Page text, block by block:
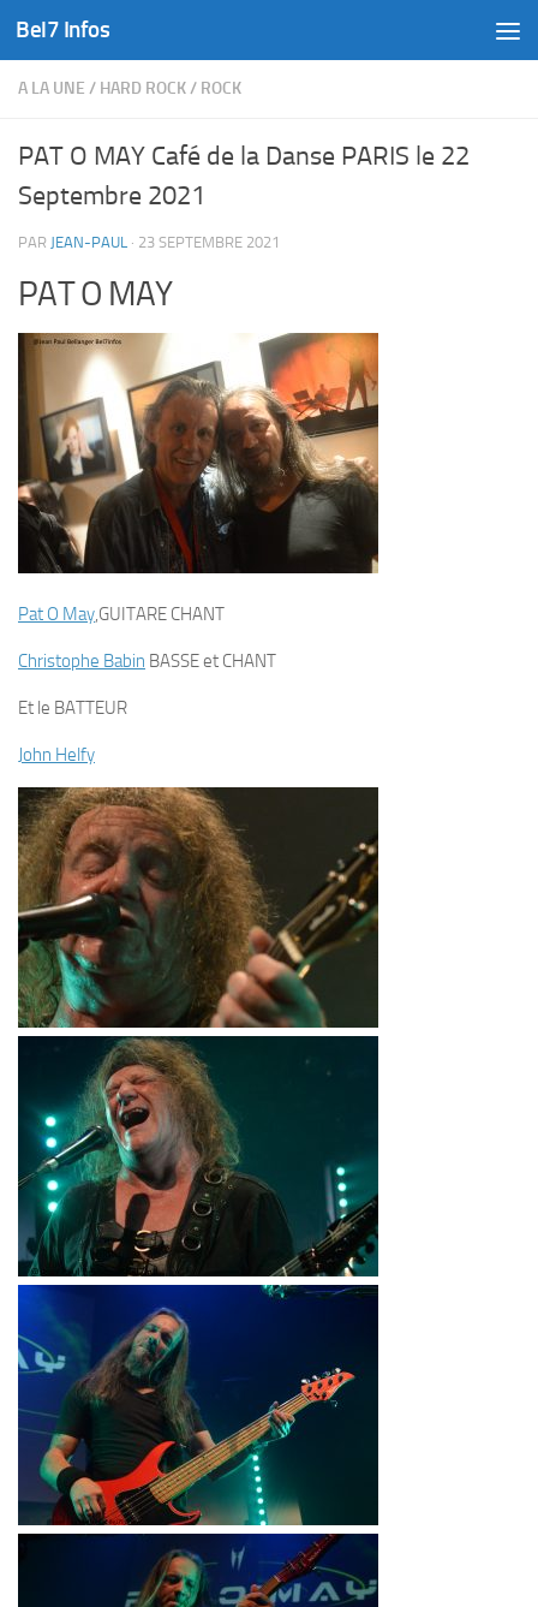
Skip to content
Bel7 Infos
A LA UNE / HARD ROCK/ ROCK
PAT O MAY Café de la Danse PARIS le 22
Septembre 2021
PAR JEAN-PAUL · 23 SEPTEMBRE 2021
PAT O MAY
Pat O May,GUITARE CHANT
Christophe Babin BASSE et CHANT
Et le BATTEUR
John Helfy